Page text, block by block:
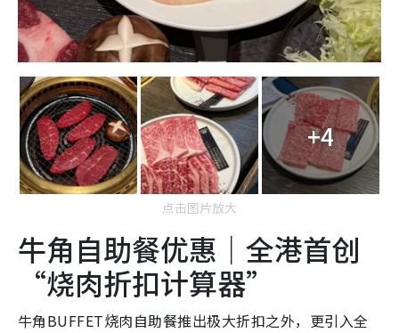
+4
点击图片放大
牛角自助餐优惠｜全港首创
“烧肉折扣计算器”
牛角BUFFET烧肉自助餐推出极大折扣之外，更引入全